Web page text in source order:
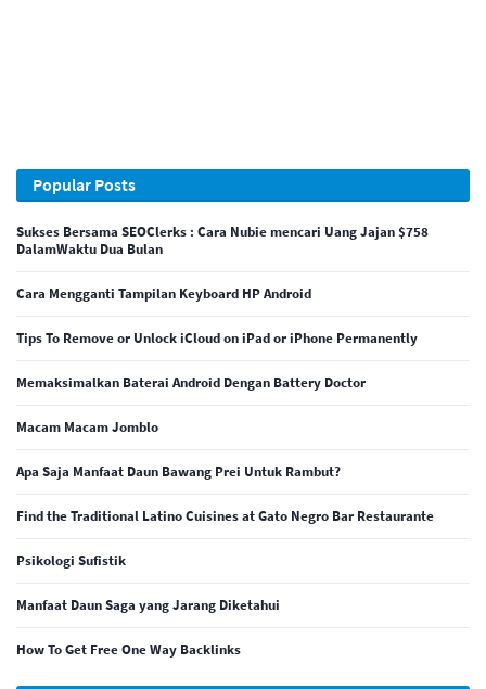
Popular Posts
Sukses Bersama SEOClerks : Cara Nubie mencari Uang Jajan $758
DalamWaktu Dua Bulan
Cara Mengganti Tampilan Keyboard HP Android
Tips To Remove or Unlock iCloud on iPad or iPhone Permanently
Memaksimalkan Baterai Android Dengan Battery Doctor
Macam Macam Jomblo
Apa Saja Manfaat Daun Bawang Prei Untuk Rambut?
Find the Traditional Latino Cuisines at Gato Negro Bar Restaurante
Psikologi Sufistik
Manfaat Daun Saga yang Jarang Diketahui
How To Get Free One Way Backlinks